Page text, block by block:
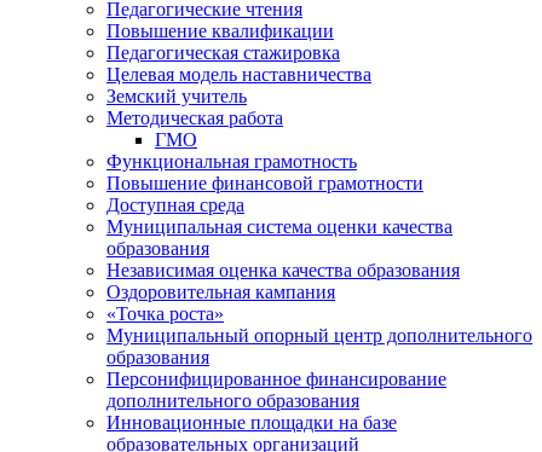
Педагогические чтения
Повышение квалификации
Педагогическая стажировка
Целевая модель наставничества
Земский учитель
Методическая работа
ГМО
Функциональная грамотность
Повышение финансовой грамотности
Доступная среда
Муниципальная система оценки качества
образования
Независимая оценка качества образования
Оздоровительная кампания
«Точка роста»
Муниципальный опорный центр дополнительного
образования
Персонифицированное финансирование
дополнительного образования
Инновационные площадки на базе
образовательных организаций